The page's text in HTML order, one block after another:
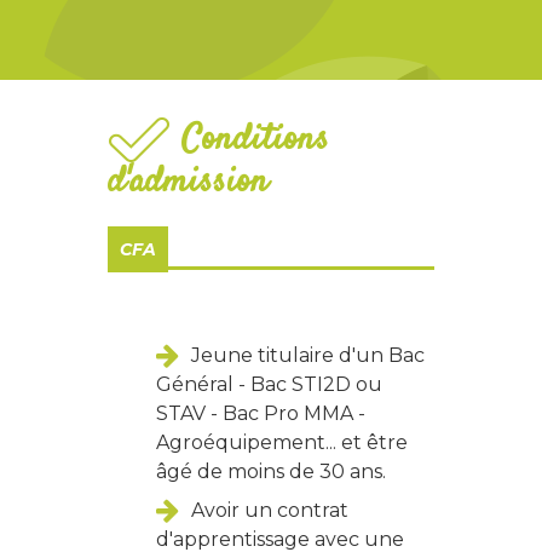
Conditions
d'admission
CFA
Jeune titulaire d'un Bac
Général - Bac STI2D ou
STAV - Bac Pro MMA -
Agroéquipement... et être
âgé de moins de 30 ans.
Avoir un contrat
d'apprentissage avec une